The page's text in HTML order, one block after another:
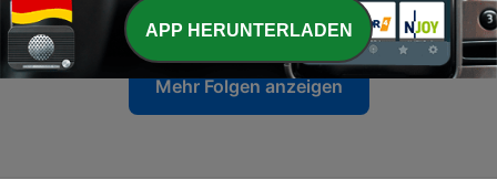
28 Mai 2026
Mehr Folgen anzeigen
APP HERUNTERLADEN